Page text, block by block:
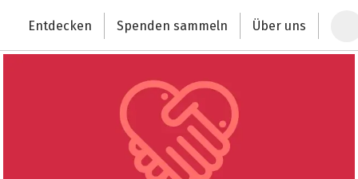
Deutschlands größte Spendenplattform
Entdecken Spenden sammeln Über uns